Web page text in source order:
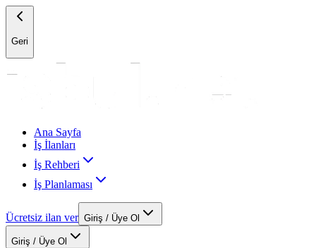
Geri
Ana Sayfa
İş İlanları
İş Rehberi
İş Planlaması
Ücretsiz ilan ver Giriş / Üye Ol
Giriş / Üye Ol